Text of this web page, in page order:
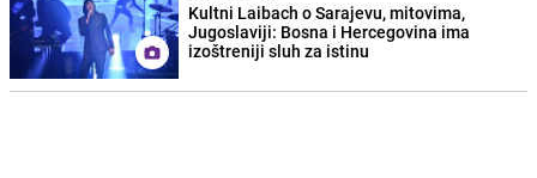
Kultni Laibach o Sarajevu, mitovima,
Jugoslaviji: Bosna i Hercegovina ima
izoštreniji sluh za istinu